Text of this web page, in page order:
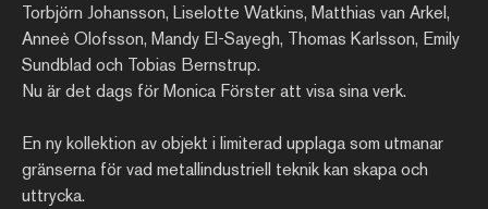
Torbjörn Johansson, Liselotte Watkins, Matthias van Arkel,
Anneè Olofsson, Mandy El-Sayegh, Thomas Karlsson, Emily
Sundblad och Tobias Bernstrup.
Nu är det dags för Monica Förster att visa sina verk.
En ny kollektion av objekt i limiterad upplaga som utmanar
gränserna för vad metallindustriell teknik kan skapa och
uttrycka.